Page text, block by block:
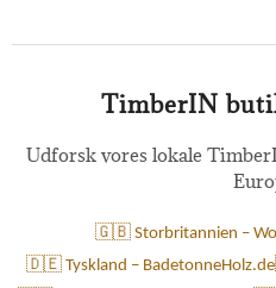
TimberIN
Udforsk vores lokale
🇬🇧 Storbritannien –
🇩🇪 Tyskland – BadetonneHolz.de